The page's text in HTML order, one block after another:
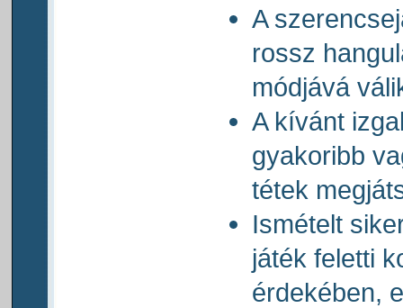
A
rossz
módjává
A kívánt
gyakoribb
tétek
Ismételt
játék feletti
érdekében,